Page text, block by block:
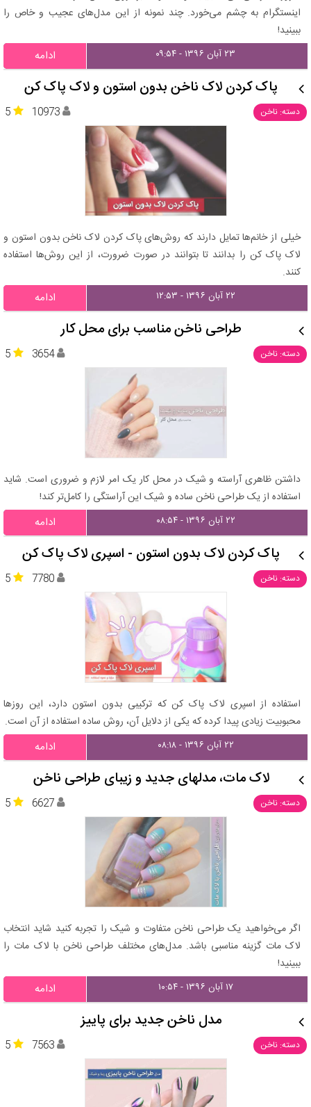
اینستگرام به چشم می‌خورد. چند نمونه از این مدل‌های عجیب و خاص را
ببینید!
۲۳ آبان ۱۳۹۶ - ۰۹:۵۴ ادامه
پاک کردن لاک ناخن بدون استون و لاک پاک کن
دسته: ناخن 5 10973
خیلی از خانم‌ها تمایل دارند که روش‌های پاک کردن لاک ناخن بدون استون و
لاک پاک کن را بدانند تا بتوانند در صورت ضرورت، از این روش‌ها استفاده
کنند.
۲۲ آبان ۱۳۹۶ - ۱۲:۵۳ ادامه
طراحی ناخن مناسب برای محل کار
دسته: ناخن 5 3654
داشتن ظاهری آراسته و شیک در محل کار یک امر لازم و ضروری است. شاید
استفاده از یک طراحی ناخن ساده و شیک این آراستگی را کامل‌تر کند!
۲۲ آبان ۱۳۹۶ - ۰۸:۵۴ ادامه
پاک کردن لاک بدون استون - اسپری لاک پاک کن
دسته: ناخن 5 7780
استفاده از اسپری لاک پاک کن که ترکیبی بدون استون دارد، این روزها
محبوبیت زیادی پیدا کرده که یکی از دلایل آن، روش ساده استفاده از آن است.
۲۲ آبان ۱۳۹۶ - ۰۸:۱۸ ادامه
لاک مات، مدلهای جدید و زیبای طراحی ناخن
دسته: ناخن 5 6627
اگر می‌خواهید یک طراحی ناخن متفاوت و شیک را تجربه کنید شاید انتخاب
لاک مات گزینه مناسبی باشد. مدل‌های مختلف طراحی ناخن با لاک مات را
ببینید!
۱۷ آبان ۱۳۹۶ - ۱۰:۵۴ ادامه
مدل ناخن جدید برای پاییز
دسته: ناخن 5 7563